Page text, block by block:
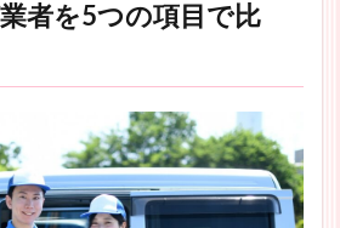
者を5つの項目で比